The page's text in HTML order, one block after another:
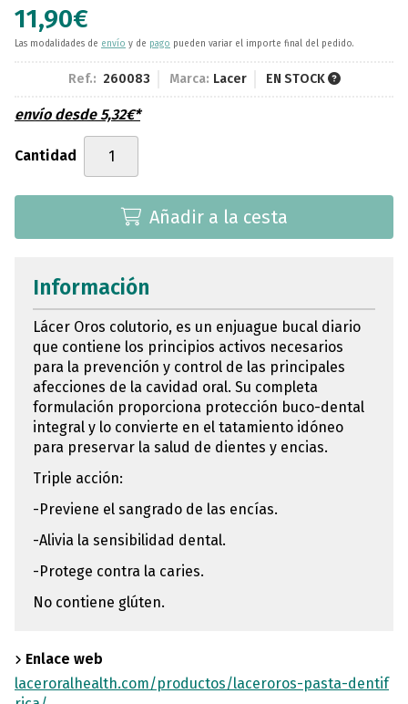
11,90€
Las modalidades de envío y de pago pueden variar el importe final del pedido.
Ref.: 260083 Marca: Lacer EN STOCK
envío desde5,32€*
Cantidad
Añadir a la cesta
Información
Lácer Oros colutorio, es un enjuague bucal diario
que contiene los principios activos necesarios
para la prevención y control de las principales
afecciones de la cavidad oral. Su completa
formulación proporciona protección buco-dental
integral y lo convierte en el tatamiento idóneo
para preservar la salud de dientes y encias.
Triple acción:
-Previene el sangrado de las encías.
-Alivia la sensibilidad dental.
-Protege contra la caries.
No contiene glúten.
Enlace web
laceroralhealth.com/productos/laceroros-pasta-dentif